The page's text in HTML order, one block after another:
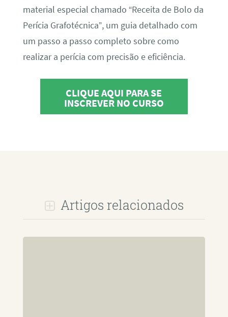
material especial chamado “Receita de Bolo da
Perícia Grafotécnica”, um guia detalhado com
um passo a passo completo sobre como
realizar a perícia com precisão e eficiência.
CLIQUE AQUI PARA SE
INSCREVER NO CURSO
Artigos relacionados